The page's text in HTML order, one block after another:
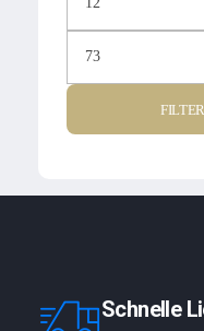
FILTER
Schnelle